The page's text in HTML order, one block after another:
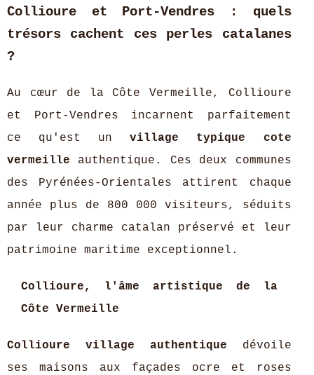
Collioure et Port-Vendres : quels
trésors cachent ces perles catalanes
?
Au cœur de la Côte Vermeille, Collioure
et Port-Vendres incarnent parfaitement
ce qu'est unvillage typique cote
vermeille authentique. Ces deux communes
des Pyrénées-Orientales attirent chaque
année plus de 800 000 visiteurs, séduits
par leur charme catalan préservé et leur
patrimoine maritime exceptionnel.
Collioure, l'âme artistique de la
Côte Vermeille
Collioure village authentique dévoile
ses maisons aux façades ocre et roses